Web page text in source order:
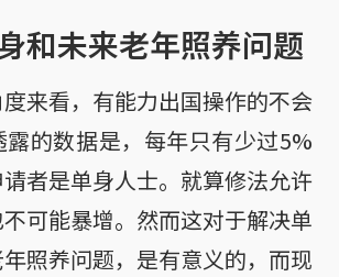
和未来老年照养问题
来看，有能力出国操作的不会
的数据是，每年只有少过5%
者是单身人士。就算修法允许
可能暴增。然而这对于解决单
照养问题，是有意义的，而现